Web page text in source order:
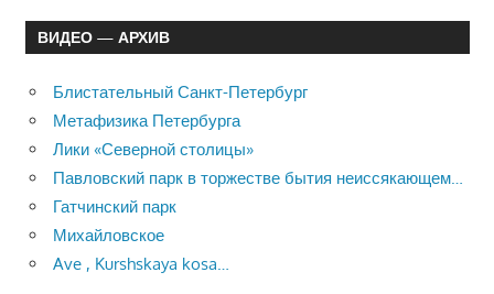
ВИДЕО — АРХИВ
Блистательный Санкт-Петербург
Метафизика Петербурга
Лики «Северной столицы»
Павловский парк в торжестве бытия неиссякающем…
Гатчинский парк
Михайловское
Ave , Kurshskaya kosa…